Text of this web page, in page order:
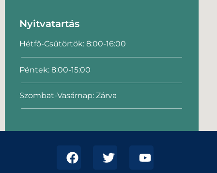
Nyitvatartás
Hétfő-Csütörtök: 8:00-16:00
Péntek: 8:00-15:00
Szombat-Vasárnap: Zárva